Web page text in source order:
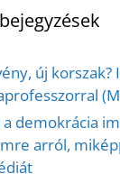
új korszak?
a demokrácia
arról,